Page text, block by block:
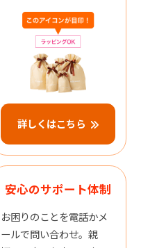
詳しくはこちら
安心のサポート体制
お困りのことを電話かメ
ールで問い合わせ。親